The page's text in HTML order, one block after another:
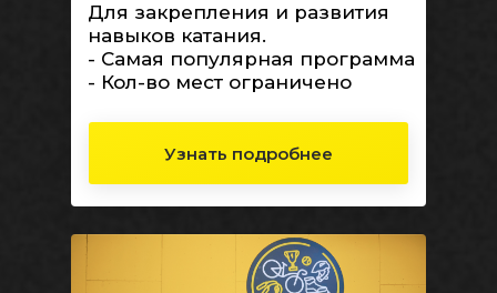
Для закрепления и развития
навыков катания.
- Самая популярная программа
- Кол-во мест ограничено
Узнать подробнее